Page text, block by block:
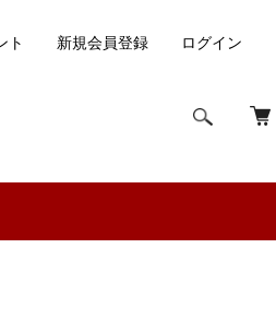
ト 新規会員登録 ログイン